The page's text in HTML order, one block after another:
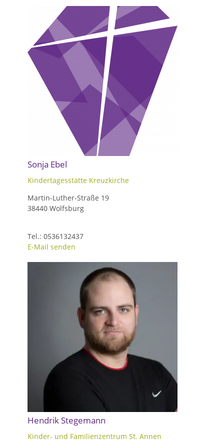
Sonja Ebel
Kindertagesstätte Kreuzkirche
Martin-Luther-Straße 19
38440 Wolfsburg
Tel.: 0536132437
E-Mail senden
Hendrik Stegemann
Kinder- und Familienzentrum St. Annen